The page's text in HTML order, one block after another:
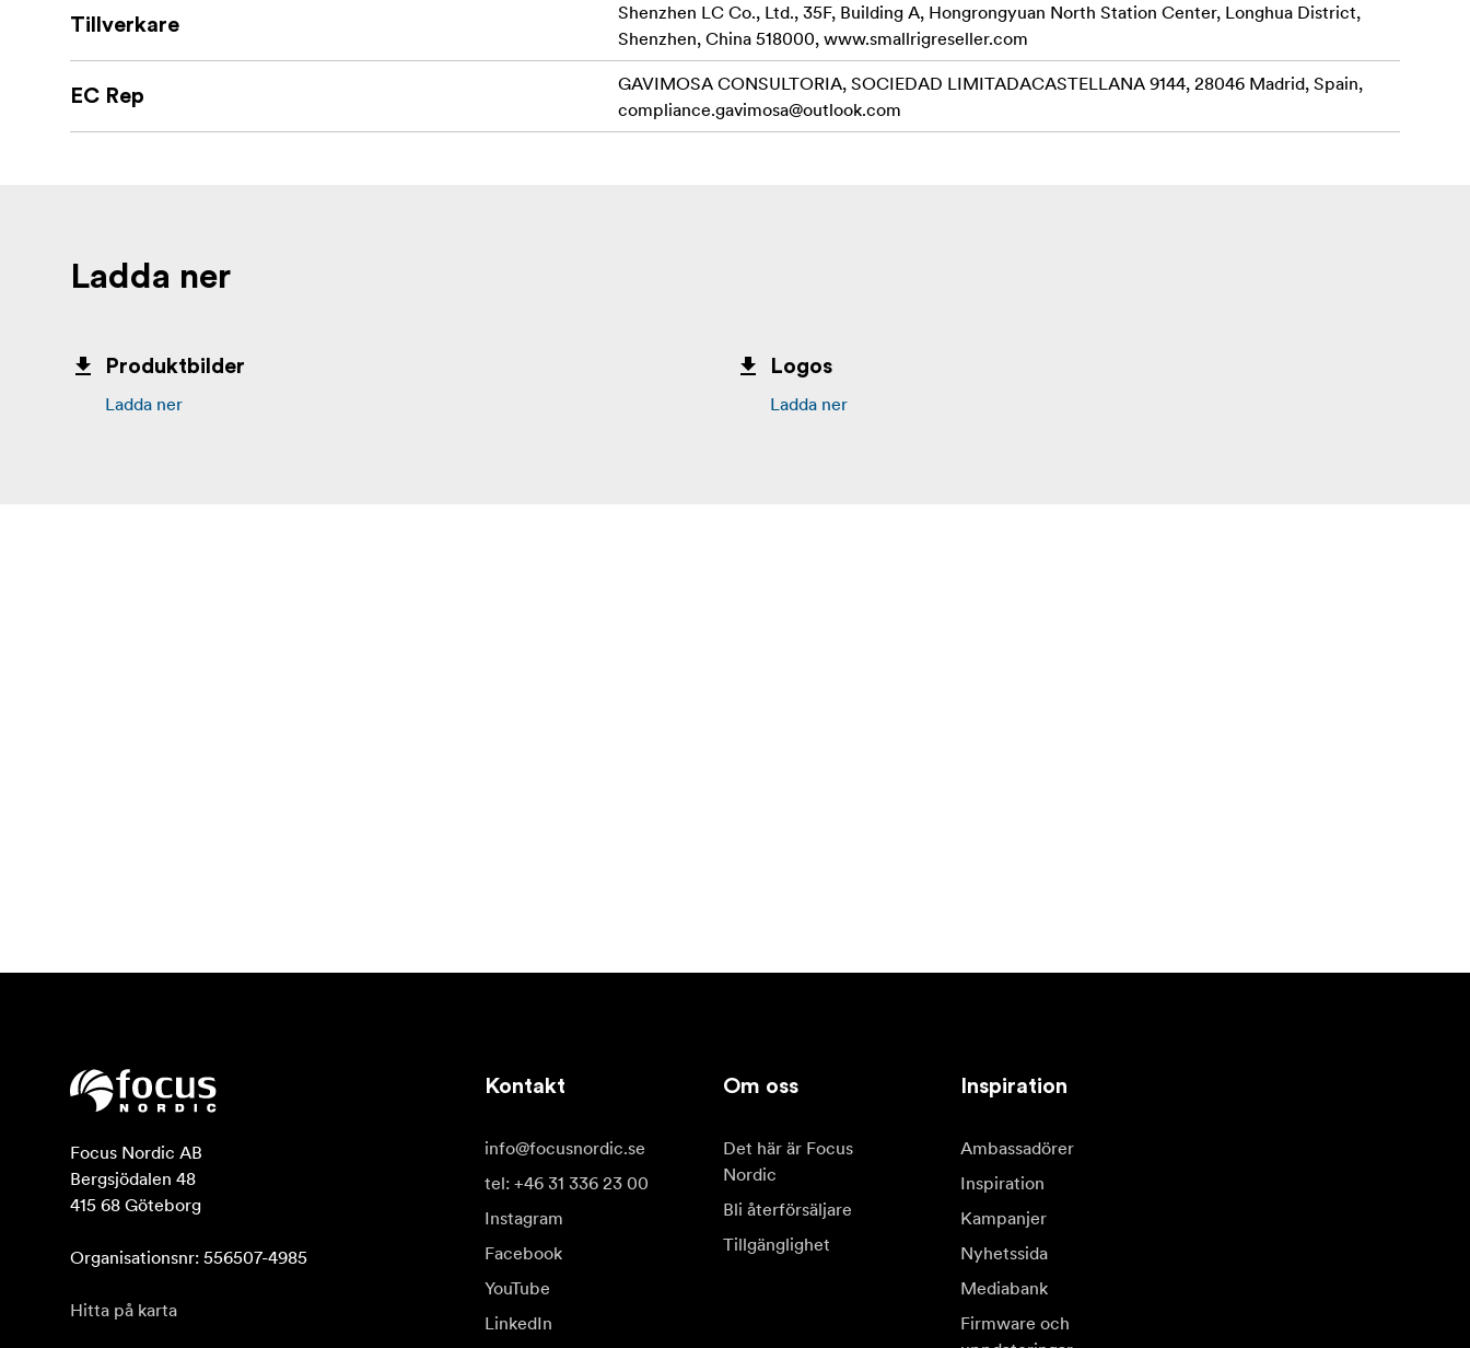
1x Fjärrkontroll
Tillverkare
Shenzhen LC Co., Ltd., 35F, Building A, Hongrongyuan North Station Center, Longhua District,
Shenzhen, China 518000, www.smallrigreseller.com
EC Rep
GAVIMOSA CONSULTORIA, SOCIEDAD LIMITADACASTELLANA 9144, 28046 Madrid, Spain,
compliance.gavimosa@outlook.com
Ladda ner
Produktbilder
Ladda ner
Logos
Ladda ner
Focus Nordic AB
Bergsjödalen 48
415 68 Göteborg
Organisationsnr: 556507-4985
Hitta på karta
Kontakt
info@focusnordic.se
tel: +46 31 336 23 00
Instagram
Facebook
YouTube
LinkedIn
Om oss
Det här är Focus
Nordic
Bli återförsäljare
Tillgänglighet
Inspiration
Ambassadörer
Inspiration
Kampanjer
Nyhetssida
Mediabank
Firmware och